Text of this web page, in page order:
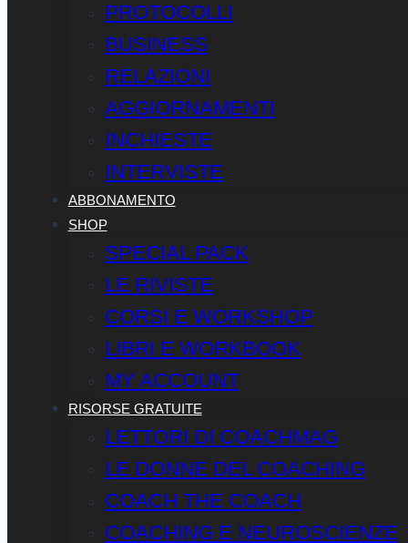
PROTOCOLLI
BUSINESS
RELAZIONI
AGGIORNAMENTI
INCHIESTE
INTERVISTE
ABBONAMENTO
SHOP
SPECIAL PACK
LE RIVISTE
CORSI E WORKSHOP
LIBRI E WORKBOOK
MY ACCOUNT
RISORSE GRATUITE
LETTORI DI COACHMAG
LE DONNE DEL COACHING
COACH THE COACH
COACHING E NEUROSCIENZE